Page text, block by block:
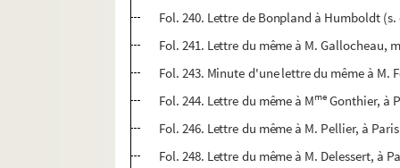
Fol. 240. Lettre de Bonpland à Humboldt
Fol. 241. Lettre du même à M. Gallocheau,
Fol. 243. Minute d'une lettre du même à M.
Fol. 244. Lettre du même à Mme Gonthier, à
Fol. 246. Lettre du même à M. Pellier, à Paris
Fol. 248. Lettre du même à M. Delessert, à